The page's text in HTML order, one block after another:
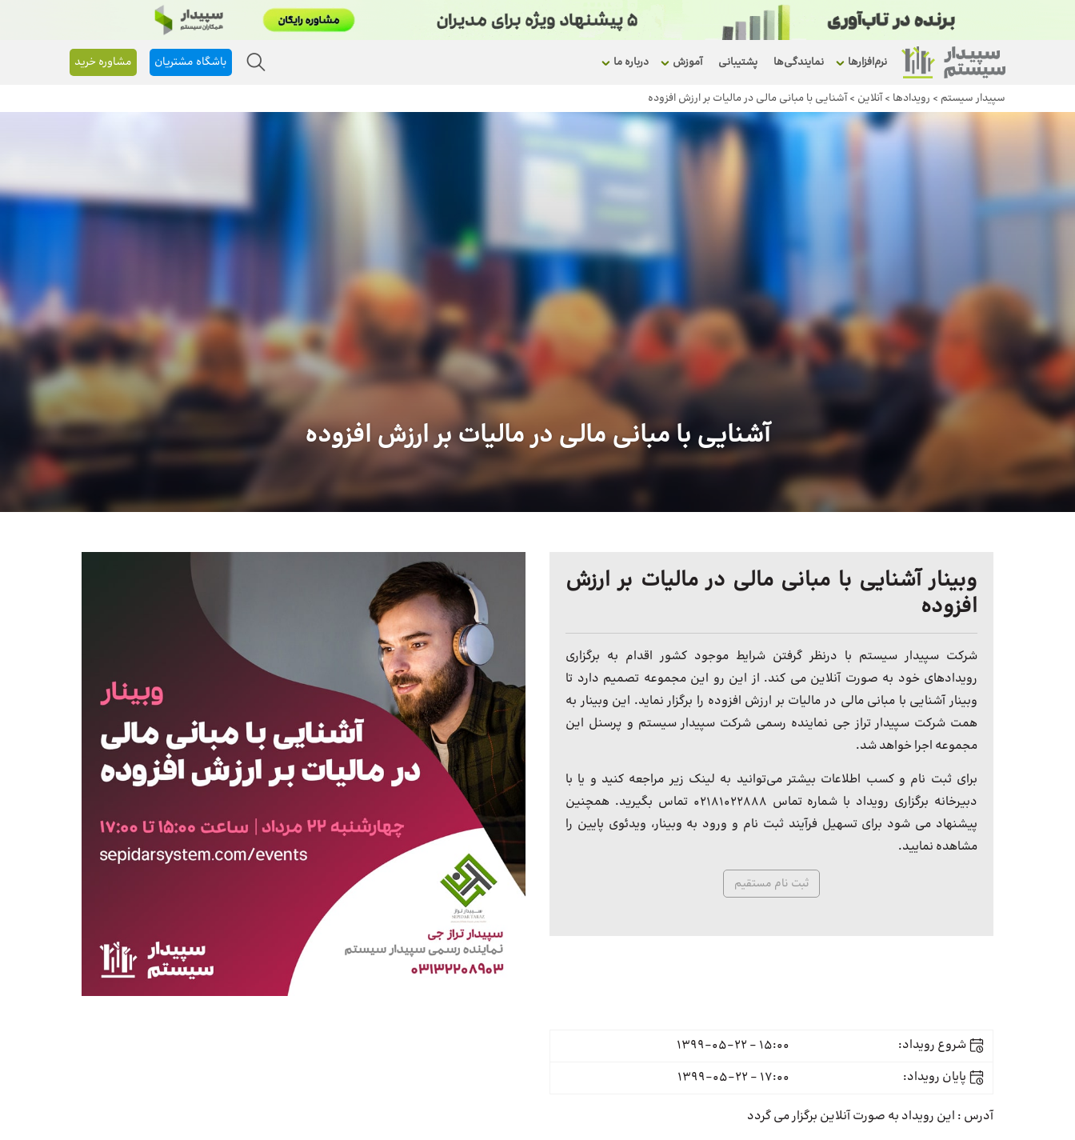
باشگاه مشتریان مشاوره خرید نرم‌افزارها نمایندگی‌ها پشتیبانی آموزش درباره ما
سپیدار سیستم > رویداد‌ها >آنلاین >آشنایی با مبانی مالی در مالیات بر ارزش افزوده
آشنایی با مبانی مالی در مالیات بر ارزش افزوده
وبینار آشنایی با مبانی مالی در مالیات بر ارزش
افزوده
شرکت سپیدار سیستم با درنظر گرفتن شرایط موجود کشور اقدام به برگزاری
رویدادهای خود به صورت آنلاین می کند. از این رو این مجموعه تصمیم دارد تا
وبینار آشنایی با مبانی مالی در مالیات بر ارزش افزوده را برگزار نماید. این وبینار به
همت شرکت سپیدار تراز جی نماینده رسمی شرکت سپیدار سیستم و پرسنل این
مجموعه اجرا خواهد شد.
برای ثبت نام و کسب اطلاعات بیشتر می‌توانید به لینک زیر مراجعه کنید و یا با
دبیرخانه برگزاری رویداد با شماره تماس ۰۲۱۸۱۰۲۲۸۸۸ تماس بگیرید. همچنین
پیشنهاد می شود برای تسهیل فرآیند ثبت نام و ورود به وبینار، ویدئوی پایین را
مشاهده نمایید.
ثبت نام مستقیم
شروع رویداد:
15:00 - 1399-05-22
پایان رویداد:
17:00 - 1399-05-22
آدرس : این رویداد به صورت آنلاین برگزار می گردد